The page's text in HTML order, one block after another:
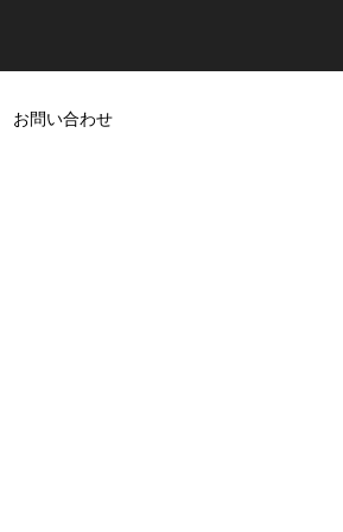
お問い合わせ